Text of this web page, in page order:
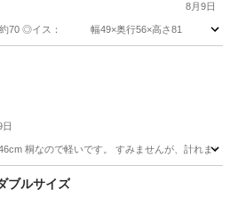
8月9日
約70 ◎イス： 幅49×奥行56×高さ81 座面高
日
桐なので軽いです。 すみませんが、計れませ
収納家具
ブルサイズ